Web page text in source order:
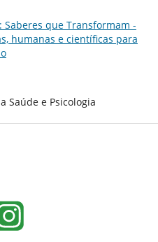
Saberes que Transformam -
humanas e científicas para
Saúde e Psicologia